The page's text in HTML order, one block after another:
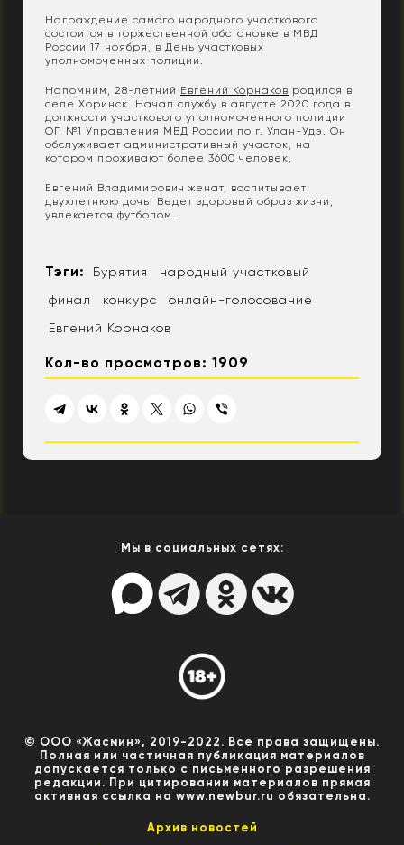
Награждение самого народного участкового
состоится в торжественной обстановке в МВД
России 17 ноября, в День участковых
уполномоченных полиции.
Напомним, 28-летний Евгений Корнаков родился в
селе Хоринск. Начал службу в августе 2020 года в
должности участкового уполномоченного полиции
ОП №1 Управления МВД России по г. Улан-Удэ. Он
обслуживает административный участок, на
котором проживают более 3600 человек.
Евгений Владимирович женат, воспитывает
двухлетнюю дочь. Ведет здоровый образ жизни,
увлекается футболом.
Тэги: Бурятия
народный участковый
финал
конкурс
онлайн-голосование
Евгений Корнаков
Кол-во просмотров: 1909
Мы в социальных сетях:
© ООО «Жасмин», 2019-2022. Все права защищены.
Полная или частичная публикация материалов
допускается только с письменного разрешения
редакции. При цитировании материалов прямая
активная ссылка на www.newbur.ru обязательна.
Архив новостей